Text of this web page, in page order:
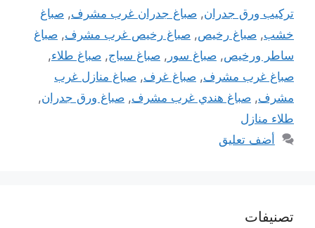
تركيب ورق جدران, صباغ جدران غرب مشرف, صباغ
خشب, صباغ رخيص, صباغ رخيص غرب مشرف, صباغ
ساطر ورخيص, صباغ سور , صباغ سياج, صباغ طلاء,
صباغ غرب مشرف, صباغ غرف, صباغ منازل غرب
مشرف, صباغ هندي غرب مشرف, صباغ ورق جدران,
طلاء منازل
أضف تعليق
تصنيفات